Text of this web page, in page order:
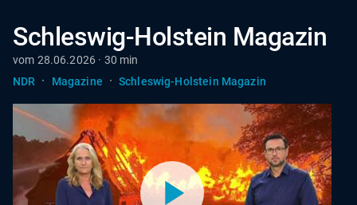
Schleswig-Holstein Magazin
vom 28.06.2026 · 30 min
NDR
· Magazine · Schleswig-Holstein Magazin